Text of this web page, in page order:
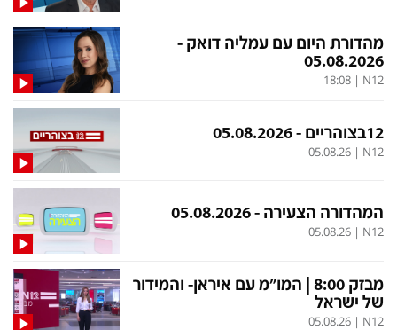
מהדורת היום עם עמליה דואק -
05.08.2026
N12
|
18:08
12בצוהריים - 05.08.2026
N12
|
05.08.26
המהדורה הצעירה - 05.08.2026
N12
|
05.08.26
מבזק 8:00 | המו"מ עם איראן- והמידור
של ישראל
N12
|
05.08.26